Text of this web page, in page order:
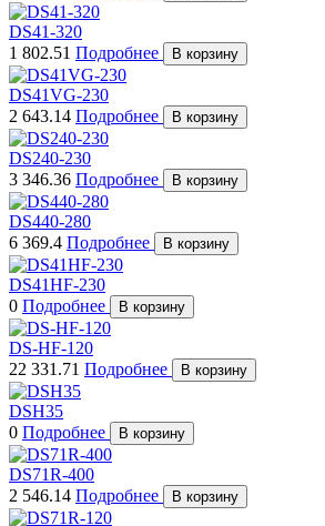
DS41-320
1 802.51 Подробнее В корзину
DS41VG-230
2 643.14 Подробнее В корзину
DS240-230
3 346.36 Подробнее В корзину
DS440-280
6 369.4 Подробнее В корзину
DS41HF-230
0 Подробнее В корзину
DS-HF-120
22 331.71 Подробнее В корзину
DSH35
0 Подробнее В корзину
DS71R-400
2 546.14 Подробнее В корзину